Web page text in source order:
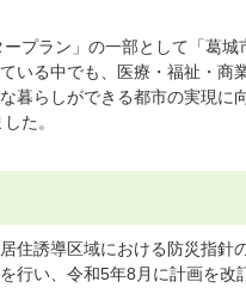
プラン」の一部として「葛
いる中でも、医療・福祉・商
暮らしができる都市の実現に
た。
住誘導区域における防災指針
行い、令和5年8月に計画を改